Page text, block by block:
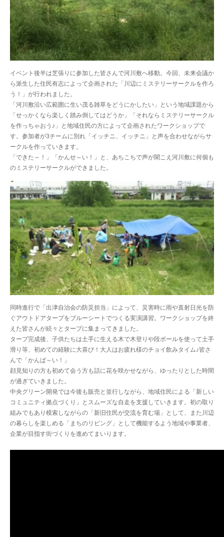
イベント後半は芝張りに参加した皆さんで河川敷へ移動。今回、未来会議か
ら派生した住民有志によって企画された「川辺にミステリーサークルを作ろ
う！」が行われました。
「河川敷沿い広範囲に生い茂る雑草をどうにかしたい」という地域課題から
「せっかくなら楽しく踏み倒してはどうか」「それならミステリーサークル
を作っちゃおう♪」と地域住民の方によって企画されたワークショップで
す。参加者が3チームに別れ「イッチニ、イッチニ」と声を合わせながらサ
ークルを作っていきます。
「できた～！」「かんせ～い！」と、あちこちで声が聞こえ河川敷に何個も
のミステリーサークルができました。
同時進行で「出津自治会の防災担当」によって、災害時に雨や直射日光を防
ぐアウトドアタープをブルーシートでつくる実演講習。ワークショップを終
えた皆さんが続々とタープに集まってきました。
タープ完成後、子供たちは土手に生える木で木登りや段ボールを使って土手
滑り等、初めての経験に大喜び！大人はお疲れ様のチョイ飲みタイム♪皆さ
んで「かんぱ～い！」
顔見知りの方も初めて会う方も話に花を咲かせながら、ゆったりとした時間
が過ぎていきました。
中央グリーン開発では今後も販売と並行しながら、地域住民による「新しい
コミュニティ拠点づくり」とスムーズな自走を支援していきます。初の取り
組みでもあり模索しながらの「新旧住民が交流を育む場」として、また川辺
の暮らしを楽しめる「まちのリビング」として機能するよう地域や事業者、
企業が目指す街づくりを進めてまいります。